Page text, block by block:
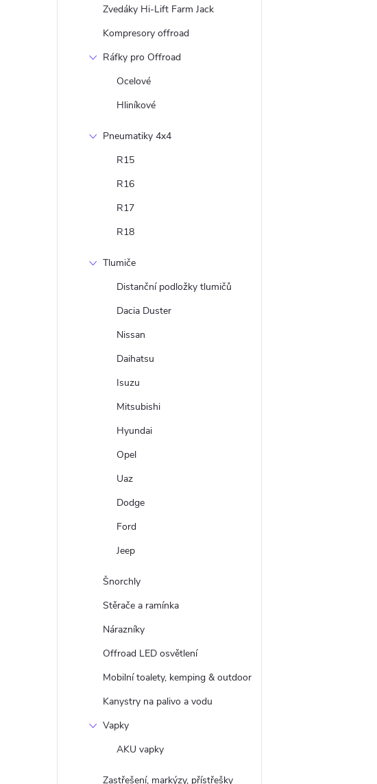
Zvedáky Hi-Lift Farm Jack
Kompresory offroad
Ráfky pro Offroad
Ocelové
Hliníkové
Pneumatiky 4x4
R15
R16
R17
R18
Tlumiče
Distanční podložky tlumičů
Dacia Duster
Nissan
Daihatsu
Isuzu
Mitsubishi
Hyundai
Opel
Uaz
Dodge
Ford
Jeep
Šnorchly
Stěrače a ramínka
Nárazníky
Offroad LED osvětlení
Mobilní toalety, kemping & outdoor
Kanystry na palivo a vodu
Vapky
AKU vapky
Zastřešení, markýzy, přístřešky